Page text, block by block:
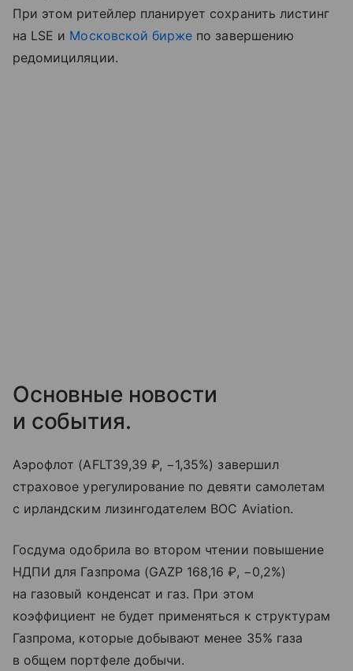
При этом ритейлер планирует сохранить листинг
на LSE и Московской бирже по завершению
редомициляции.
Основные новости
и события.
Аэрофлот (AFLT39,39 ₽, −1,35%) завершил
страховое урегулирование по девяти самолетам
с ирландским лизингодателем BOC Aviation.
Госдума одобрила во втором чтении повышение
НДПИ для Газпрома (GAZP 168,16 ₽, −0,2%)
на газовый конденсат и газ. При этом
коэффициент не будет применяться к структурам
Газпрома, которые добывают менее 35% газа
в общем портфеле добычи.